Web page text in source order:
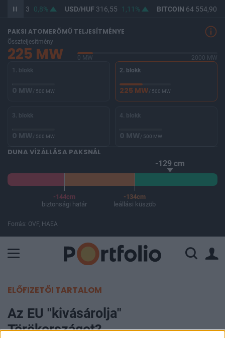
364,63 0,8% USD/HUF 316,55 1,11% BITCOIN 64 554,90
PAKSI ATOMERŐMŰ TELJESÍTMÉNYE
Összteljesítmény
225 MW 0 MW
2000 MW
1. blokk
0 MW/ 500 MW
2. blokk
225 MW/ 500 MW
3. blokk
0 MW/ 500 MW
4. blokk
0 MW/ 500 MW
DUNA VÍZÁLLÁSA PAKSNÁL
-129 cm
-144cm
biztonsági határ
-134cm
leállási küszöb
Forrás: OVF, HAEA
ELŐFIZETŐI TARTALOM
Az EU "kivásárolja"
Törökországot?